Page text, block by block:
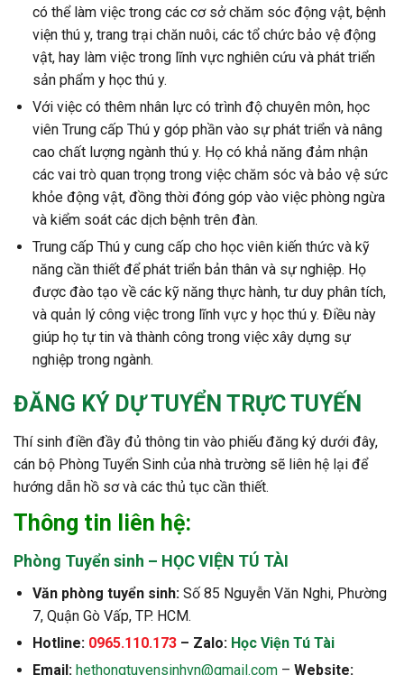
có thể làm việc trong các cơ sở chăm sóc động vật, bệnh
viện thú y, trang trại chăn nuôi, các tổ chức bảo vệ động
vật, hay làm việc trong lĩnh vực nghiên cứu và phát triển
sản phẩm y học thú y.
Với việc có thêm nhân lực có trình độ chuyên môn, học
viên Trung cấp Thú y góp phần vào sự phát triển và nâng
cao chất lượng ngành thú y. Họ có khả năng đảm nhận
các vai trò quan trọng trong việc chăm sóc và bảo vệ sức
khỏe động vật, đồng thời đóng góp vào việc phòng ngừa
và kiểm soát các dịch bệnh trên đàn.
Trung cấp Thú y cung cấp cho học viên kiến thức và kỹ
năng cần thiết để phát triển bản thân và sự nghiệp. Họ
được đào tạo về các kỹ năng thực hành, tư duy phân tích,
và quản lý công việc trong lĩnh vực y học thú y. Điều này
giúp họ tự tin và thành công trong việc xây dựng sự
nghiệp trong ngành.
ĐĂNG KÝ DỰ TUYỂN TRỰC TUYẾN
Thí sinh điền đầy đủ thông tin vào phiếu đăng ký dưới đây,
cán bộ Phòng Tuyển Sinh của nhà trường sẽ liên hệ lại để
hướng dẫn hồ sơ và các thủ tục cần thiết.
Thông tin liên hệ:
Phòng Tuyển sinh – HỌC VIỆN TÚ TÀI
Văn phòng tuyển sinh:Số 85 Nguyễn Văn Nghi, Phường
7, Quận Gò Vấp, TP. HCM.
Hotline: 0965.110.173– Zalo: Học Viện Tú Tài
Email: hethongtuyensinhvn@gmail.com– Website: